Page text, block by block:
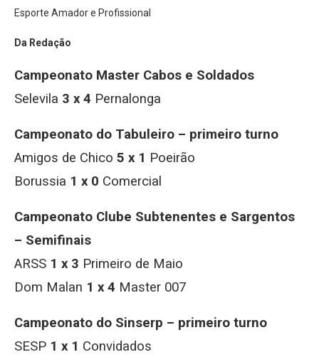
Esporte Amador e Profissional
Da Redação
Campeonato Master Cabos e Soldados
Selevila 3 x 4 Pernalonga
Campeonato do Tabuleiro – primeiro turno
Amigos de Chico 5 x 1 Poeirão
Borussia 1 x 0 Comercial
Campeonato Clube Subtenentes e Sargentos
– Semifinais
ARSS 1 x 3 Primeiro de Maio
Dom Malan 1 x 4 Master 007
Campeonato do Sinserp – primeiro turno
SESP 1 x 1 Convidados